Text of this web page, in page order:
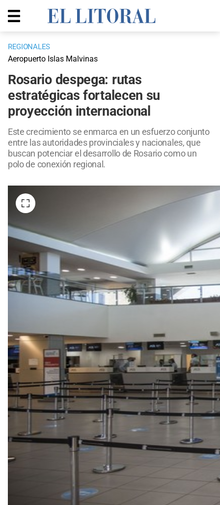
REGIONALES
Aeropuerto Islas Malvinas
Rosario despega: rutas
estratégicas fortalecen su
proyección internacional
Este crecimiento se enmarca en un esfuerzo conjunto
entre las autoridades provinciales y nacionales, que
buscan potenciar el desarrollo de Rosario como un
polo de conexión regional.